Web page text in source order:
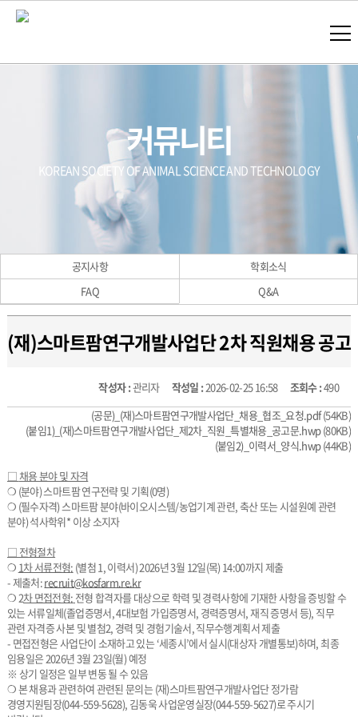
커뮤니티
KOREAN SOCIETY OF ANIMAL SCIENCE AND TECHNOLOGY
공지사항
학회소식
FAQ
Q&A
(재)스마트팜연구개발사업단 2차 직원채용 공고
작성자 :관리자 작성일 :2026-02-25 16:58 조회수 :490
(공문)_(재)스마트팜연구개발사업단_채용_협조_요청.pdf(54KB)
(붙임1)_(재)스마트팜연구개발사업단_제2차_직원_특별채용_공고문.hwp(80KB)
(붙임2)_이력서_양식.hwp(44KB)
□채용 분야 및 자격
❍ (분야) 스마트팜 연구전략 및 기획(0명)
❍ (필수자격) 스마트팜 분야(바이오시스템/농업기계 관련, 축산 또는 시설원예 관련
분야) 석사학위* 이상 소지자
□ 전형절차
❍ 1차 서류전형: (별첨 1, 이력서) 2026년 3월 12일(목) 14:00까지 제출
- 제출처:recruit@kosfarm.re.kr
❍ 2차 면접전형: 전형 합격자를 대상으로 학력 및 경력사항에 기재한 사항을 증빙할 수
있는 서류일체(졸업증명서, 4대보험 가입증명서, 경력증명서, 재직 증명서 등), 직무
관련 자격증 사본 및 별첨2, 경력 및 경험기술서, 직무수행계획서 제출
- 면접전형은 사업단이 소재하고 있는 ‘세종시’에서 실시(대상자 개별통보)하며, 최종
임용일은 2026년 3월 23일(월) 예정
※ 상기 일정은 일부 변동 될 수 있음
❍ 본 채용과 관련하여 관련된 문의는 (재)스마트팜연구개발사업단 정가람
경영지원팀장(044-559-5628), 김동욱 사업운영실장(044-559-5627)로 주시기